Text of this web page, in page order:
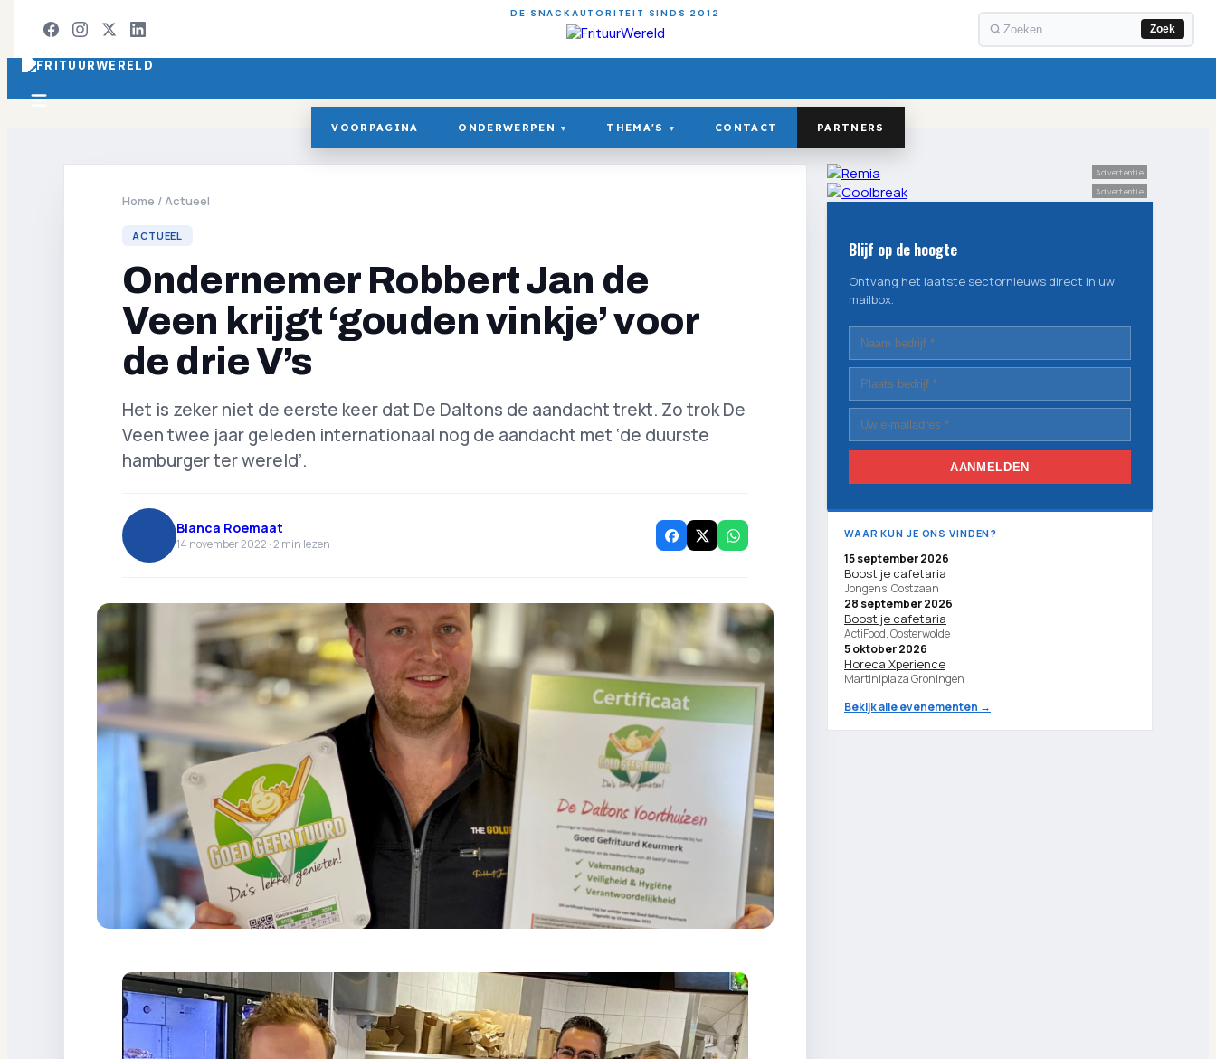
DE SNACKAUTORITEIT SINDS 2012
Zoek
VOORPAGINA ONDERWERPEN ▾ THEMA'S ▾ CONTACT PARTNERS
Home /Actueel
ACTUEEL
Ondernemer Robbert Jan de
Veen krijgt ‘gouden vinkje’ voor
de drie V’s
Het is zeker niet de eerste keer dat De Daltons de aandacht trekt. Zo trok De
Veen twee jaar geleden internationaal nog de aandacht met ‘de duurste
hamburger ter wereld’.
Bianca Roemaat
14 november 2022 ·2 min lezen
Advertentie
Advertentie
Blijf op de hoogte
Ontvang het laatste sectornieuws direct in uw
mailbox.
AANMELDEN
WAAR KUN JE ONS VINDEN?
15 september 2026
Boost je cafetaria
Jongens, Oostzaan
28 september 2026
Boost je cafetaria
ActiFood, Oosterwolde
5 oktober 2026
Horeca Xperience
Martiniplaza Groningen
Bekijk alle evenementen →